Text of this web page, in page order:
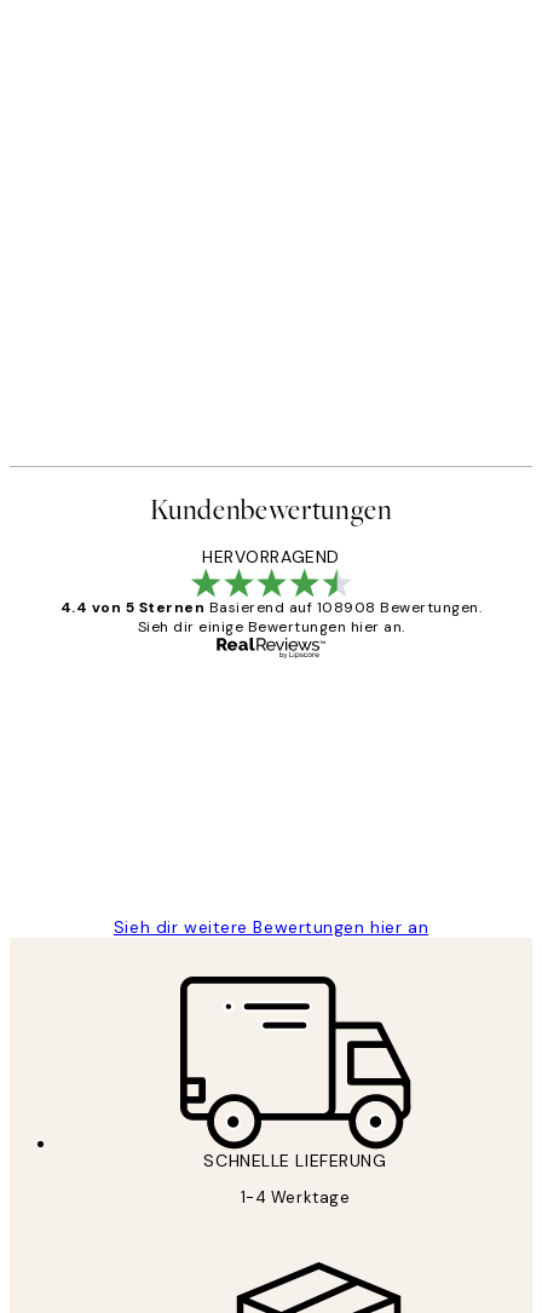
Kundenbewertungen
HERVORRAGEND
4.4 von 5 Sternen Basierend auf 108908 Bewertungen.
Sieh dir einige Bewertungen hier an.
Sieh dir weitere Bewertungen hier an
SCHNELLE LIEFERUNG
1-4 Werktage